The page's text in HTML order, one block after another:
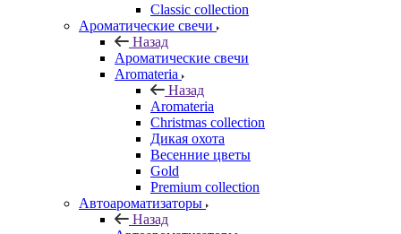
Classic collection
Ароматические свечи
Назад
Ароматические свечи
Aromateria
Назад
Aromateria
Сhristmas collection
Дикая охота
Весенние цветы
Gold
Premium collection
Автоароматизаторы
Назад